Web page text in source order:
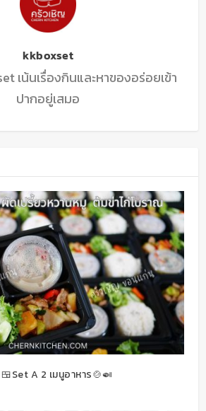
kkboxset
เน้นเรื่องกินและหาของอร่อยเข้า
ปากอยู่เสมอ
A 2 เมนูอาหาร🍲🍛